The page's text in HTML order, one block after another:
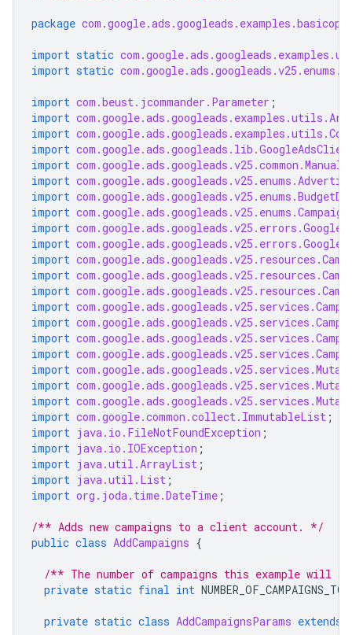
package
import static
import static
import com.beust.jcommander.Parameter ;
import
import
import
import
import
import
import
import
import
import
import
import
import
import
import
import
import
import
import
import com.google.common.collect.ImmutableList ;
import java.io.FileNotFoundException ;
import java.io.IOException ;
import java.util.ArrayList ;
import java.util.List ;
import org.joda.time.DateTime ;
/** Adds new campaigns to a client account. */
public class AddCampaigns {
/** The number of campaigns this example will
private static final int
private static class AddCampaignsParams extends